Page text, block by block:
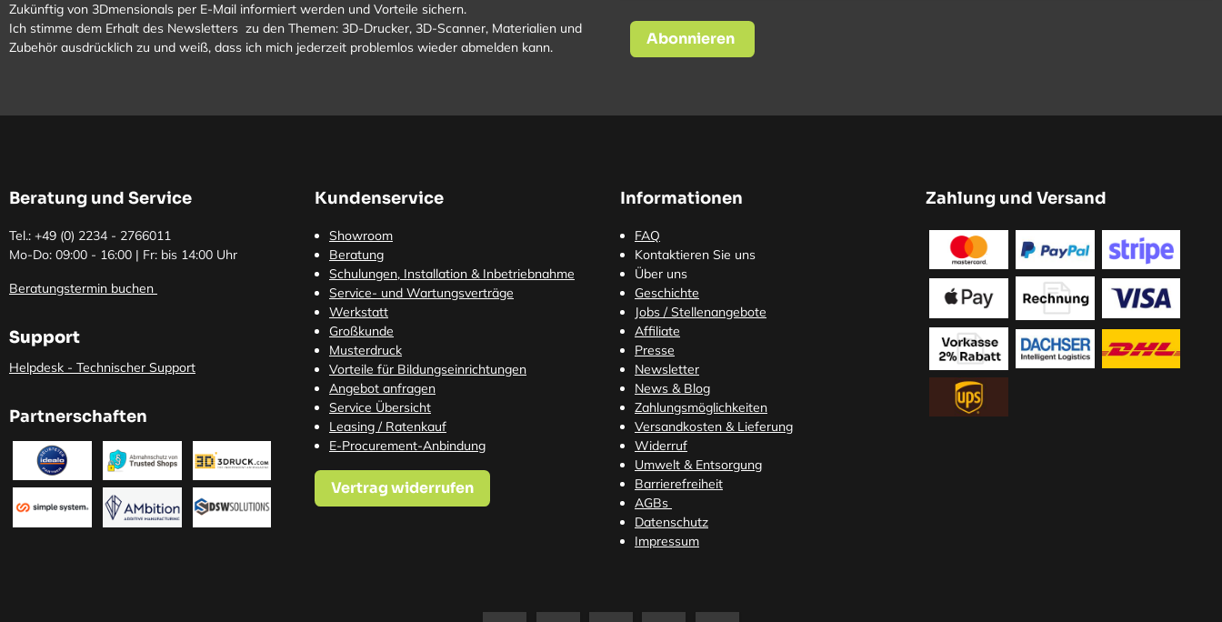
Zukünftig von 3Dmensionals per E-Mail informiert werden und Vorteile sichern.
Ich stimme dem Erhalt des Newsletters zu den Themen: 3D-Drucker, 3D-Scanner, Materialien und
Zubehör ausdrücklich zu und weiß, dass ich mich jederzeit problemlos wieder abmelden kann.
Abonnieren
Beratung und Service
Tel.: +49 (0) 2234 - 2766011
Mo-Do: 09:00 - 16:00 | Fr: bis 14:00 Uhr
Beratungstermin buchen
Support
Helpdesk - Technischer Support
Partnerschaften
Kundenservice
Showroom
Beratung
Schulungen, Installation & Inbetriebnahme
Service- und Wartungsverträge
Werkstatt
Großkunde
Musterdruck
Vorteile für Bildungseinrichtungen
Angebot anfragen
Service Übersicht
Leasing / Ratenkauf
E-Procurement-Anbindung
Vertrag widerrufen
Informationen
FAQ
Kontaktieren Sie uns
Über uns
Geschichte
Jobs / Stellenangebote
Affiliate
Presse
Newsletter
News & Blog
Zahlungsmöglichkeiten
Versandkosten & Lieferung
Widerruf
Umwelt & Entsorgung
Barrierefreiheit
AGBs
Datenschutz
Impressum
Zahlung und Versand